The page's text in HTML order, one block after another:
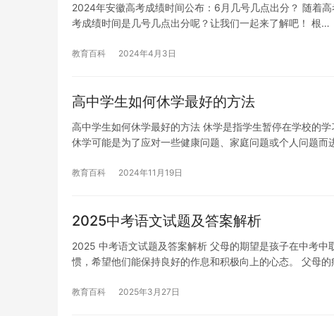
2024年安徽高考成绩时间公布：6月几号几点出分？ 随着
考成绩时间是几号几点出分呢？让我们一起来了解吧！ 根…
教育百科 2024年4月3日
高中学生如何休学最好的方法
高中学生如何休学最好的方法 休学是指学生暂停在学校的
休学可能是为了应对一些健康问题、家庭问题或个人问题而
教育百科 2024年11月19日
2025中考语文试题及答案解析
2025 中考语文试题及答案解析 父母的期望是孩子在中考
惯，希望他们能保持良好的作息和积极向上的心态。 父母
教育百科 2025年3月27日